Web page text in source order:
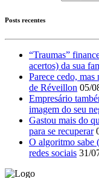
Posts recentes
“Traumas”
acertos) da sua
Parece cedo, mas
de Réveillon 05/
Empresário
imagem do seu
Gastou mais do
para se recuperar
O algoritmo sabe
redes sociais 31/